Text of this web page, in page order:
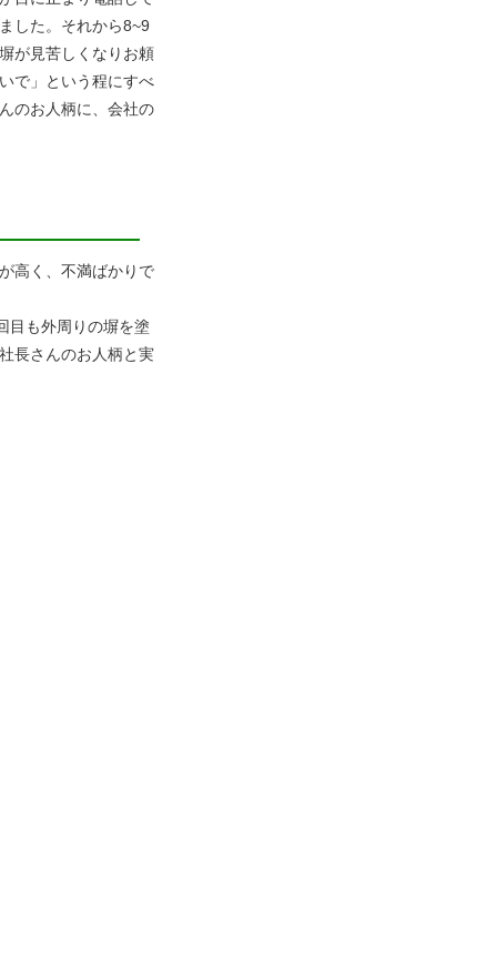
した。それから8~9
が見苦しくなりお頼
で」という程にすべ
のお人柄に、会社の
高く、不満ばかりで
目も外周りの塀を塗
長さんのお人柄と実